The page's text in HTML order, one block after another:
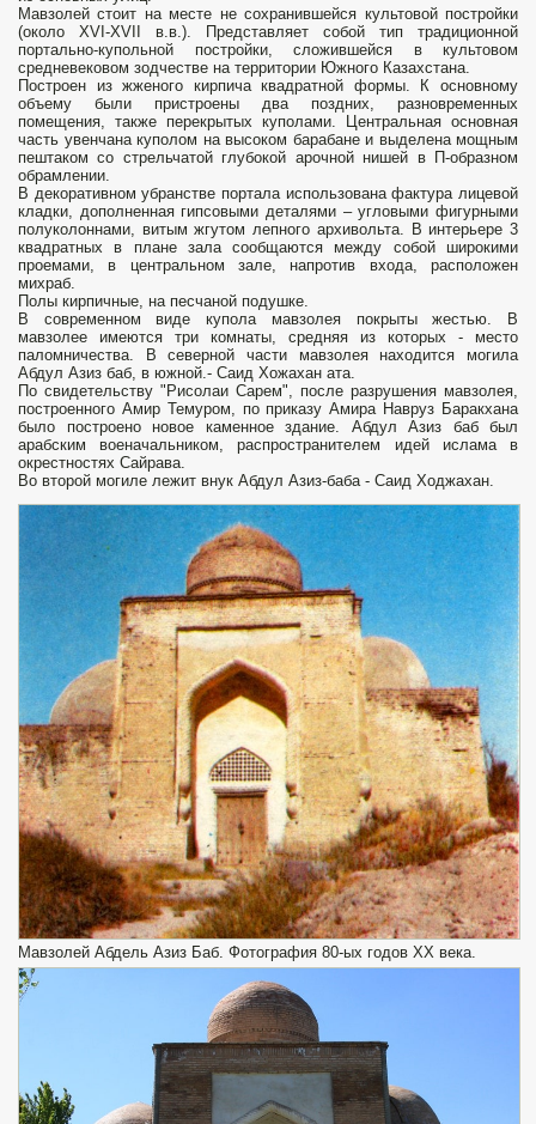
Мавзолей стоит на месте не сохранившейся культовой постройки
(около XVI-XVII в.в.). Представляет собой тип традиционной
портально-купольной постройки, сложившейся в культовом
средневековом зодчестве на территории Южного Казахстана.
Построен из жженого кирпича квадратной формы. К основному
объему были пристроены два поздних, разновременных
помещения, также перекрытых куполами. Центральная основная
часть увенчана куполом на высоком барабане и выделена мощным
пештаком со стрельчатой глубокой арочной нишей в П-образном
обрамлении.
В декоративном убранстве портала использована фактура лицевой
кладки, дополненная гипсовыми деталями – угловыми фигурными
полуколоннами, витым жгутом лепного архивольта. В интерьере 3
квадратных в плане зала сообщаются между собой широкими
проемами, в центральном зале, напротив входа, расположен
михраб.
Полы кирпичные, на песчаной подушке.
В современном виде купола мавзолея покрыты жестью. В
мавзолее имеются три комнаты, средняя из которых - место
паломничества. В северной части мавзолея находится могила
Абдул Азиз баб, в южной.- Саид Хожахан ата.
По свидетельству "Рисолаи Сарем", после разрушения мавзолея,
построенного Амир Темуром, по приказу Амира Навруз Баракхана
было построено новое каменное здание. Абдул Азиз баб был
арабским военачальником, распространителем идей ислама в
окрестностях Сайрава.
Во второй могиле лежит внук Абдул Азиз-баба - Саид Ходжахан.
Мавзолей Абдель Азиз Баб. Фотография 80-ых годов XX века.